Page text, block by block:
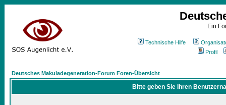
Ein
Technische Hilfe
Profil
Deutsches Makuladegeneration-Forum Foren-Übersicht
Bitte geben Sie Ihren